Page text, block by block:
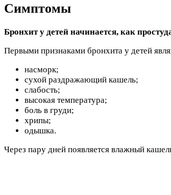
Симптомы
Бронхит у детей начинается, как
Первыми признаками бронхита у детей
насморк;
сухой раздражающий кашель;
слабость;
высокая температура;
боль в груди;
хрипы;
одышка.
Через пару дней появляется влажный